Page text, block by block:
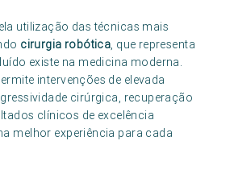
utilização das técnicas mais
cirurgia robótica, que representa
existe na medicina moderna.
intervenções de elevada
cirúrgica, recuperação
clínicos de excelência
melhor experiência para cada